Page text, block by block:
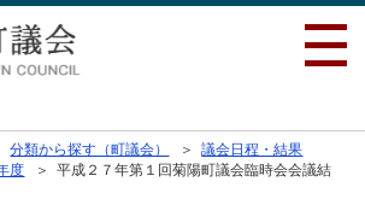
分類から探す（町議会） ＞議会日程・結果
度 ＞ 平成２７年第１回菊陽町議会臨時会会議結